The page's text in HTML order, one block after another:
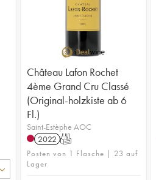
Château Lafon Rochet
4ème Grand Cru Classé
(Original-holzkiste ab 6
Fl.)
Saint-Estèphe AOC
2022 T
Posten von 1 Flasche | 23 auf
Lager